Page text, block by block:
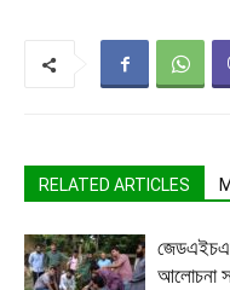
RELATED ARTICLES
আলোচনা